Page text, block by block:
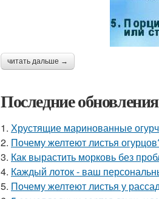
читать дальше →
Последние
1. Хрустящие маринованные
2. Почему желтеют листья
3. Как вырастить морковь без
4. Каждый лоток - ваш
5. Почему желтеют листья у